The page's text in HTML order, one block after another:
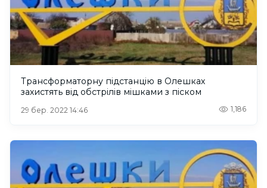
Трансформаторну підстанцію в Олешках
захистять від обстрілів мішками з піском
29 бер. 2022 14:46 1,186